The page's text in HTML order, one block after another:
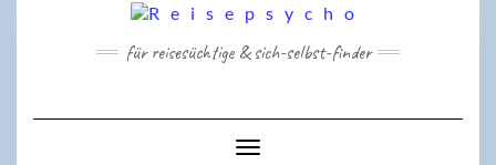
für reisesüchtige & sich-selbst-finder
Toggle Navigation